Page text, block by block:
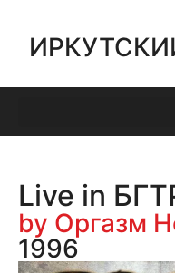
Live in
by Оргазм
1996